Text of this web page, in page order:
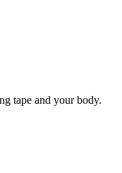
tape and your body.